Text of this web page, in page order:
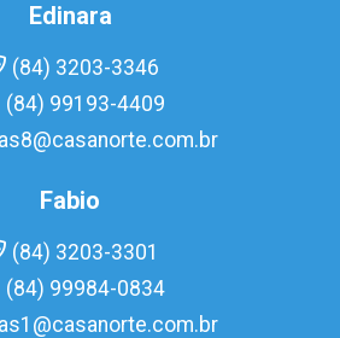
Edinara
(84) 3203-3346
(84) 99193-4409
Fabio
(84) 3203-3301
(84) 99984-0834